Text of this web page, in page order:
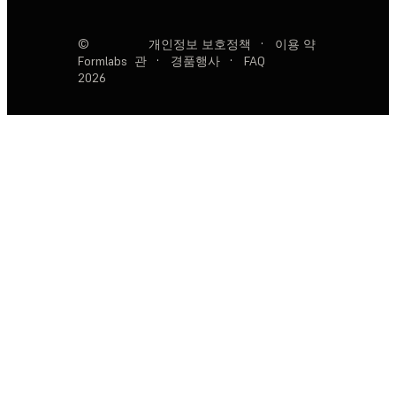
©
Formlabs
2026
개인정보 보호정책 ·
이용 약
관
· 경품행사 · FAQ